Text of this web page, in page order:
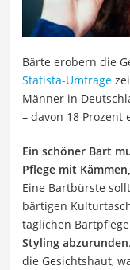
Bärte erobern die
Statista-Umfrage
Männer in
– davon 18 Prozent
Ein schöner Bart
Pflege mit
Eine Bartbürste
bärtigen
täglichen
Styling abzurunden
die Gesichtshaut,